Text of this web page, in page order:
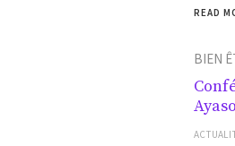
READ
BIEN